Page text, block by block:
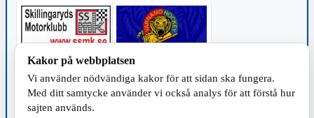
TILLVERKNING
Kakor på webbplatsen
Vi använder nödvändiga kakor för att sidan ska fungera.
Med ditt samtycke använder vi också analys för att förstå hur
sajten används.